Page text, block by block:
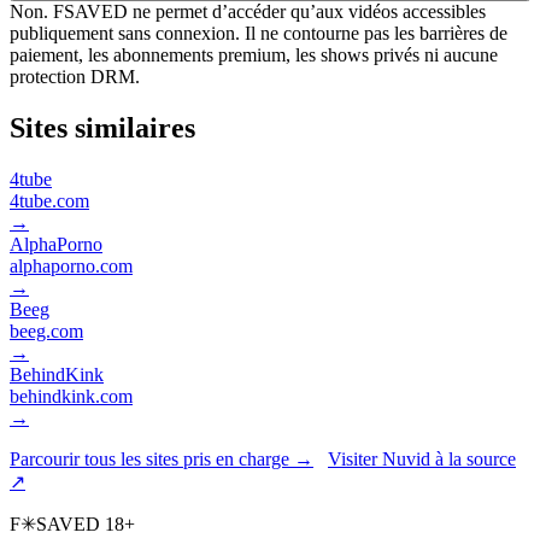
Non. FSAVED ne permet d’accéder qu’aux vidéos accessibles
publiquement sans connexion. Il ne contourne pas les barrières de
paiement, les abonnements premium, les shows privés ni aucune
protection DRM.
Sites similaires
4tube
4tube.com
→
AlphaPorno
alphaporno.com
→
Beeg
beeg.com
→
BehindKink
behindkink.com
→
Parcourir tous les sites pris en charge →
Visiter Nuvid à la source
↗
F✳SAVED 18+